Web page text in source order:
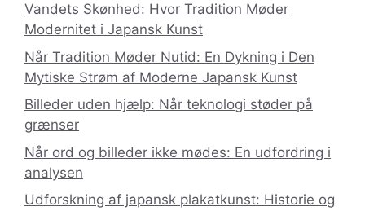
Vandets Skønhed: Hvor Tradition Møder
Modernitet i Japansk Kunst
Når Tradition Møder Nutid: En Dykning i Den
Mytiske Strøm af Moderne Japansk Kunst
Billeder uden hjælp: Når teknologi støder på
grænser
Når ord og billeder ikke mødes: En udfordring i
analysen
Udforskning af japansk plakatkunst: Historie og